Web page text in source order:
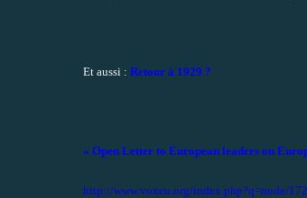
Et aussi : Retour à 1929 ?
« Open Letter to European leaders on
http://www.voxeu.org/index.php?q=node/